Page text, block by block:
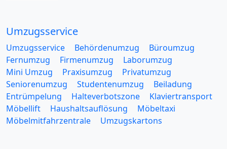
Umzugsservice
Umzugsservice Behördenumzug
Büroumzug
Fernumzug
Firmenumzug
Laborumzug
Mini Umzug
Praxisumzug
Privatumzug
Seniorenumzug
Studentenumzug
Beiladung
Entrümpelung
Halteverbotszone
Klaviertransport
Möbellift
Haushaltsauflösung
Möbeltaxi
Möbelmitfahrzentrale
Umzugskartons